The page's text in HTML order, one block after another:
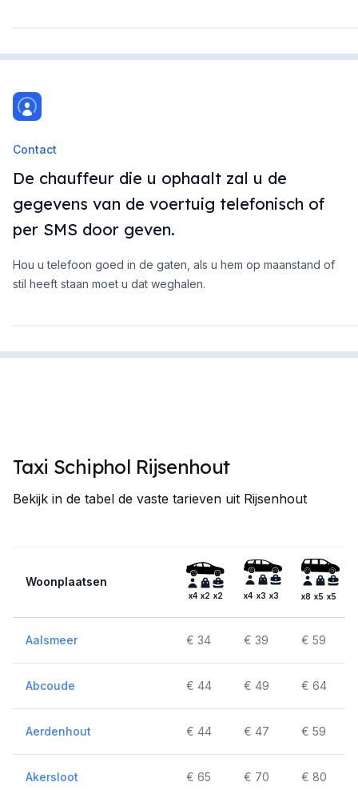
Contact
De chauffeur die u ophaalt zal u de
gegevens van de voertuig telefonisch of
per SMS door geven.
Hou u telefoon goed in de gaten, als u hem op maanstand of
stil heeft staan moet u dat weghalen.
Taxi Schiphol Rijsenhout
Bekijk in de tabel de vaste tarieven uit Rijsenhout
Woonplaatsen
x4 x2 x2 x4 x3 x3 x8 x5 x5
Aalsmeer € 34 € 39 € 59
Abcoude € 44 € 49 € 64
Aerdenhout € 44 € 47 € 59
Akersloot € 65 € 70 € 80